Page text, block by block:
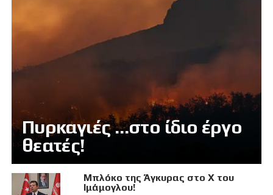
Πυρκαγιές …στο ίδιο έργο
θεατές!
Μπλόκο της Άγκυρας στο X του
Ιμάμογλου!